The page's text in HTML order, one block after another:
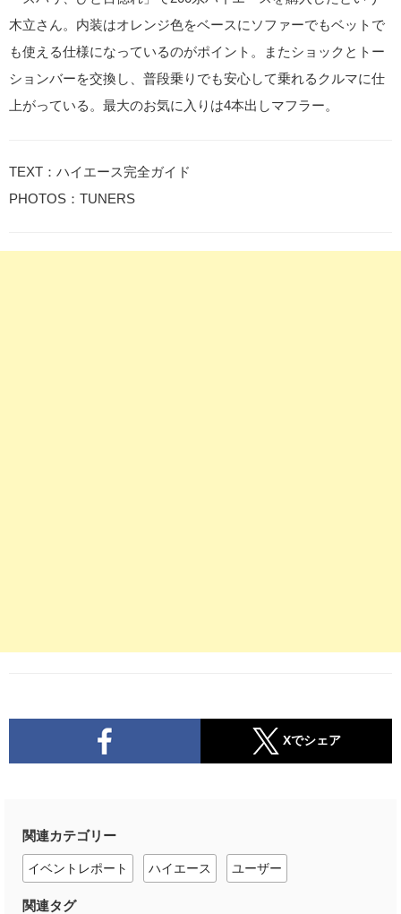
木立さん。内装はオレンジ色をベースにソファーでもベットで
も使える仕様になっているのがポイント。またショックとトー
ションバーを交換し、普段乗りでも安心して乗れるクルマに仕
上がっている。最大のお気に入りは4本出しマフラー。
TEXT：ハイエース完全ガイド
PHOTOS：TUNERS
Xでシェア
関連カテゴリー
イベントレポート ハイエース ユーザー
関連タグ